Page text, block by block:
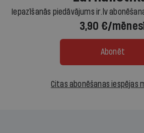
Iepazīšanās piedāvājums ir.lv
3,90 €/
Abonēt
Citas abonēšanas iespējas